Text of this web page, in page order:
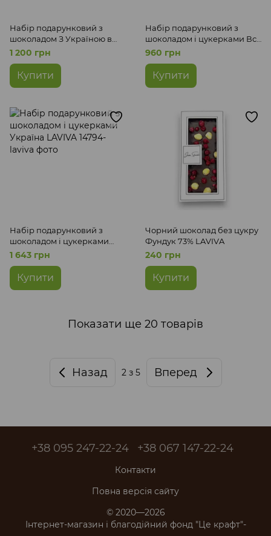
Набір подарунковий з
шоколадом З Україною в
серці LAVIVA
1 200 грн
Купити
Набір подарунковий з
шоколадом і цукерками Все
буде Україна LAVIVA
960 грн
Купити
Набір подарунковий з
шоколадом і цукерками
Україна LAVIVA
1 643 грн
Купити
Чорний шоколад без цукру
Фундук 73% LAVIVA
240 грн
Купити
Показати ще 20 товарів
Назад 2з 5 Вперед
+38 095 247-22-24 +38 067 147-22-24
Контакти
Повна версія сайту
© 2020—2026
Інтернет-магазин і благодійний фонд "Це крафт"-